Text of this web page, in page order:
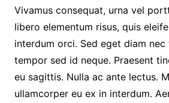
Vivamus consequat, urna vel
libero elementum risus, quis
interdum orci. Sed eget diam
tempor sed id neque. Praesent
eu sagittis. Nulla ac ante lectus.
ullamcorper eu ex in interdum.